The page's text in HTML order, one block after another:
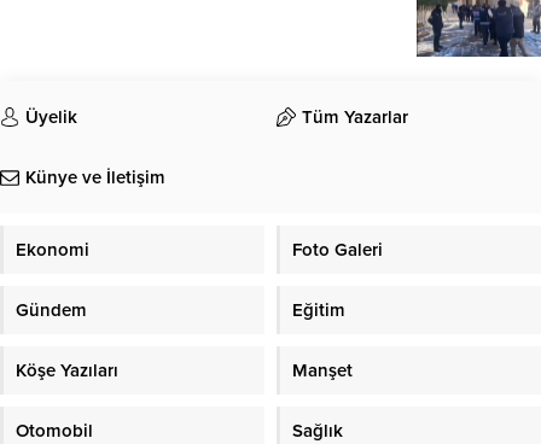
Üyelik Tüm Yazarlar
Künye ve İletişim
Ekonomi Foto Galeri
Gündem Eğitim
Köşe Yazıları Manşet
Otomobil Sağlık